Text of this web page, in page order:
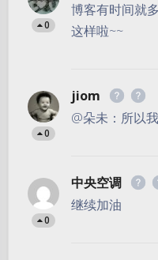
0
博客有时间就
这样啦~~
0
jiom
@朵未：所以
0
中央空调
继续加油